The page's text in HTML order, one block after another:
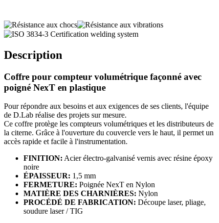
Description
Coffre pour compteur volumétrique façonné avec
poigné NexT en plastique
Pour répondre aux besoins et aux exigences de ses clients, l'équipe
de D.Lab réalise des projets sur mesure.
Ce coffre protège les compteurs volumétriques et les distributeurs de
la citerne. Grâce à l'ouverture du couvercle vers le haut, il permet un
accès rapide et facile à l'instrumentation.
FINITION: Acier électro-galvanisé vernis avec résine époxy
noire
ÉPAISSEUR: 1,5 mm
FERMETURE: Poignée NexT en Nylon
MATIÈRE DES CHARNIÈRES: Nylon
PROCÉDÉ DE FABRICATION: Découpe laser, pliage,
soudure laser / TIG